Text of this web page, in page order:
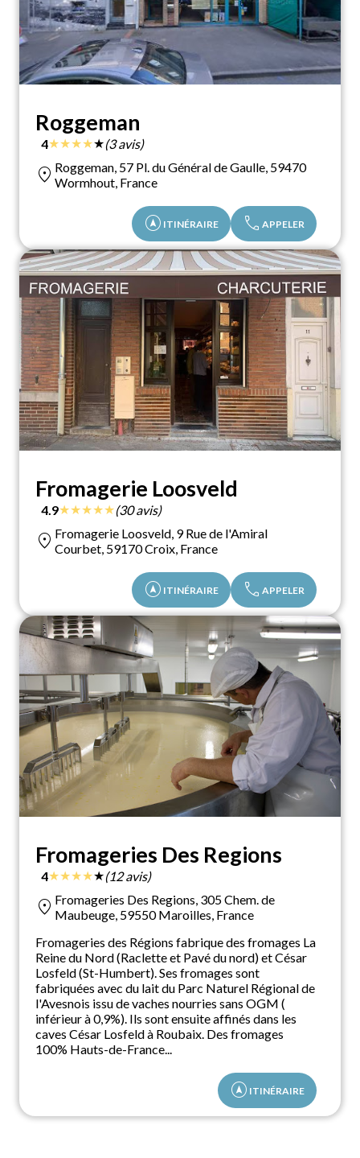
Roggeman
4★★★★★(3 avis)
location_on Roggeman, 57 Pl. du Général​ de Gaulle, 59470
Wormhout, France
assistant_navigation ITINÉRAIRE call APPELER
Fromagerie Loosveld
4.9★★★★★(30 avis)
location_on Fromagerie Loosveld, 9 Rue de l'Amiral
Courbet, 59170 Croix, France
assistant_navigation ITINÉRAIRE call APPELER
Fromageries Des Regions
4★★★★★(12 avis)
location_on Fromageries Des Regions, 305 Chem. de
Maubeuge, 59550 Maroilles, France
Fromageries des Régions fabrique des fromages La
Reine du Nord (Raclette et Pavé du nord) et César
Losfeld (St-Humbert). Ses fromages sont
fabriquées avec du lait du Parc Naturel Régional de
l'Avesnois issu de vaches nourries sans OGM (
inférieur à 0,9%). Ils sont ensuite affinés dans les
caves César Losfeld à Roubaix. Des fromages
100% Hauts-de-France...
assistant_navigation ITINÉRAIRE